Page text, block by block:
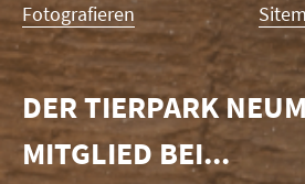
Fotografieren
DER TIERPARK
MITGLIED BEI...